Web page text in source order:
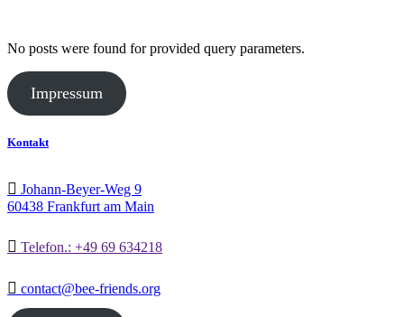
No posts were found for provided query parameters.
Impressum
Kontakt
Johann-Beyer-Weg 9
60438 Frankfurt am Main
Telefon.: +49 69 634218
contact@bee-friends.org